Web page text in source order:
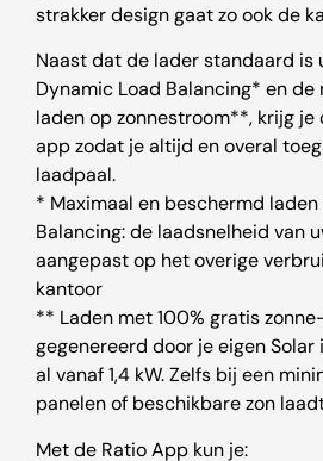
strakker design gaat zo ook de
Naast dat de lader standaard is
Dynamic Load Balancing* en
laden op zonnestroom**, krijg je
app zodat je altijd en overal
laadpaal.
* Maximaal en beschermd
Balancing: de laadsnelheid van
aangepast op het overige
kantoor
** Laden met 100% gratis
gegenereerd door je eigen
al vanaf 1,4 kW. Zelfs bij een
panelen of beschikbare zon
Met de Ratio App kun je: